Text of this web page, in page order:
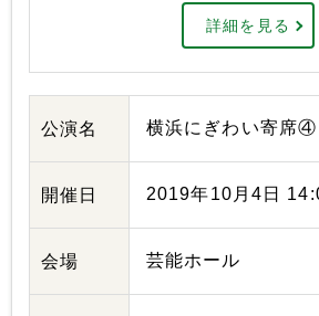
詳細を見る
公演名 横浜にぎわい寄席④
開催日 2019年10月4日
会場 芸能ホール